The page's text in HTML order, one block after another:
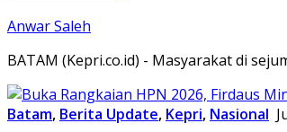
Anwar Saleh
BATAM (Kepri.co.id) - Masyarakat di
Batam, Berita Update, Kepri, Nasional